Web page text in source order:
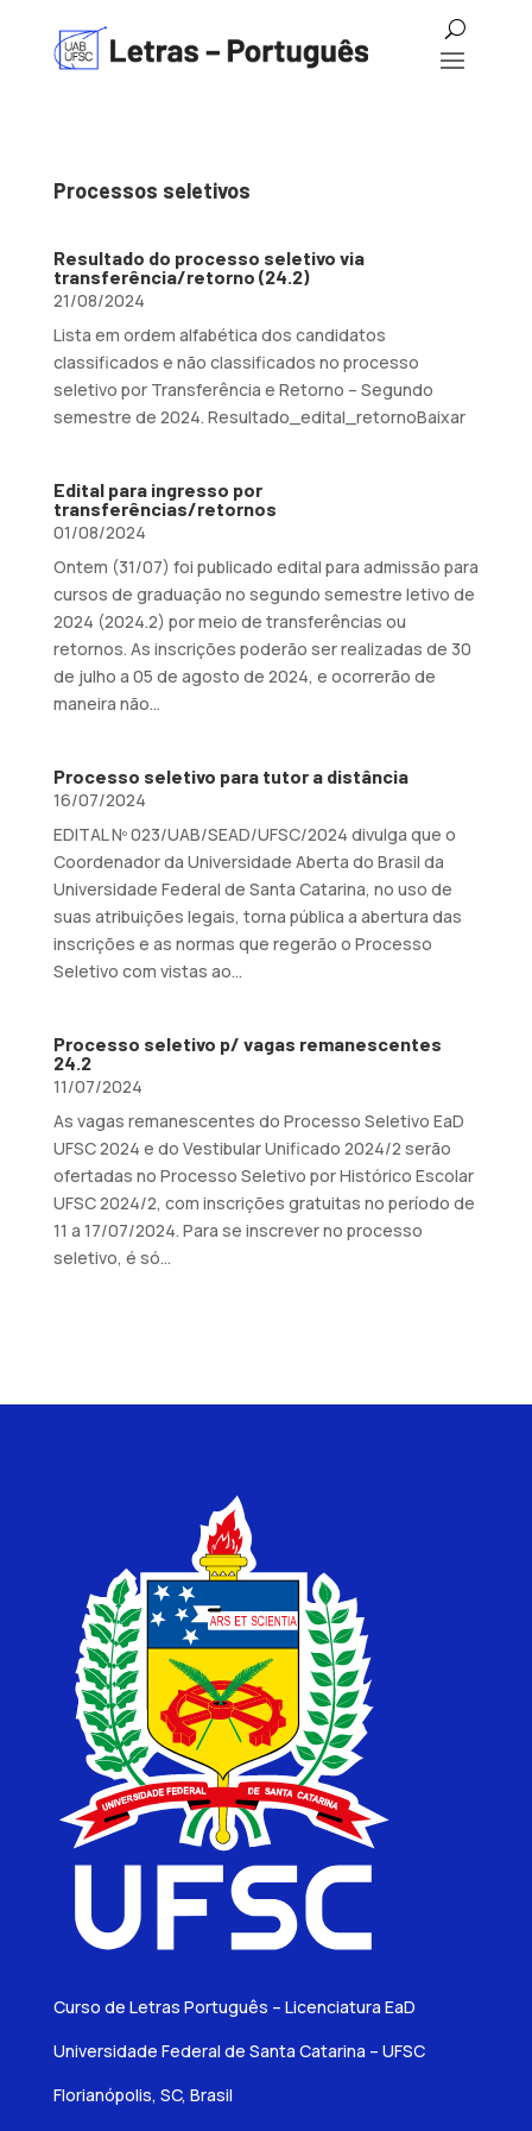
Processos seletivos
Resultado do processo seletivo via
transferência/retorno (24.2)
21/08/2024
Lista em ordem alfabética dos candidatos
classificados e não classificados no processo
seletivo por Transferência e Retorno – Segundo
semestre de 2024. Resultado_edital_retornoBaixar
Edital para ingresso por
transferências/retornos
01/08/2024
Ontem (31/07) foi publicado edital para admissão para
cursos de graduação no segundo semestre letivo de
2024 (2024.2) por meio de transferências ou
retornos. As inscrições poderão ser realizadas de 30
de julho a 05 de agosto de 2024, e ocorrerão de
maneira não...
Processo seletivo para tutor a distância
16/07/2024
EDITAL Nº 023/UAB/SEAD/UFSC/2024 divulga que o
Coordenador da Universidade Aberta do Brasil da
Universidade Federal de Santa Catarina, no uso de
suas atribuições legais, torna pública a abertura das
inscrições e as normas que regerão o Processo
Seletivo com vistas ao...
Processo seletivo p/ vagas remanescentes
24.2
11/07/2024
As vagas remanescentes do Processo Seletivo EaD
UFSC 2024 e do Vestibular Unificado 2024/2 serão
ofertadas no Processo Seletivo por Histórico Escolar
UFSC 2024/2, com inscrições gratuitas no período de
11 a 17/07/2024. Para se inscrever no processo
seletivo, é só...
Curso de Letras Português – Licenciatura EaD
Universidade Federal de Santa Catarina – UFSC
Florianópolis, SC, Brasil